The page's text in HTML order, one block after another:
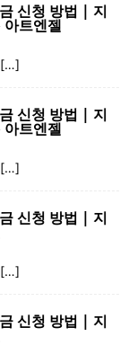
신청 방법 | 지
트엔젤
[…]
신청 방법 | 지
트엔젤
[…]
신청 방법 | 지
[…]
신청 방법 | 지